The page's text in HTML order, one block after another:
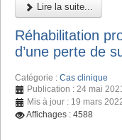
Lire la suite...
Réhabilitation
d’une perte de
Catégorie : Cas clinique
Publication : 24 mai
Mis à jour : 19 mars
Affichages : 4588